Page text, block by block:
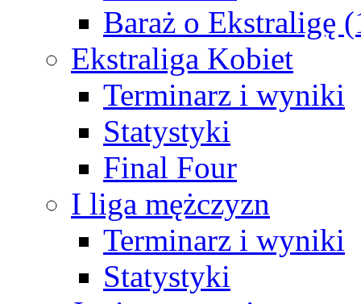
Baraż o Ekstraligę
Ekstraliga Kobiet
Terminarz i wyniki
Statystyki
Final Four
I liga mężczyzn
Terminarz i wyniki
Statystyki